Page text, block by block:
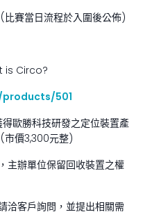
賽當日流程於入圍後公佈)
is Circo?
501
歐勝科技研發之定位裝置產
價3,300元整)
主辦單位保留回收裝置之權
洽客戶詢問，並提出相關需